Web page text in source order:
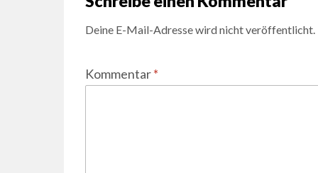
Deine E-Mail-Adresse wird nicht veröffentlicht.
Kommentar*